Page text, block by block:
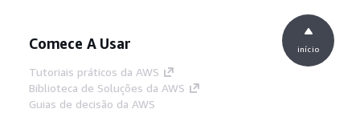
Comece A Usar
Tutoriais práticos da AWS
Biblioteca de Soluções da AWS
Guias de decisão da AWS
início